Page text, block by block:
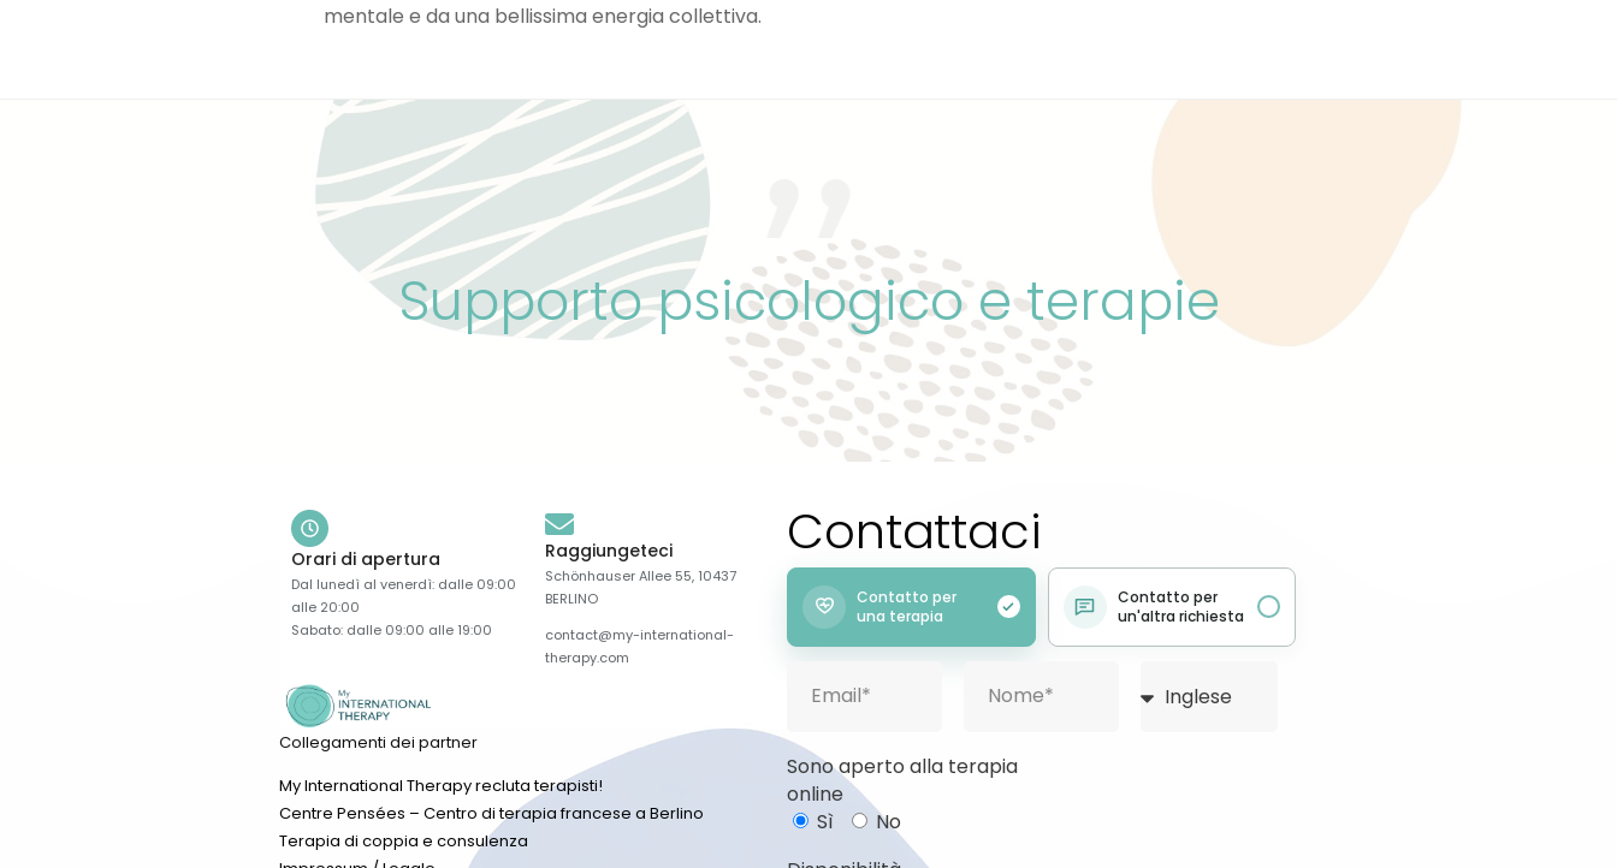
mentale e da una bellissima energia collettiva.
Supporto psicologico e terapie
Orari di apertura
Dal lunedì al venerdì: dalle 09:00
alle 20:00
Sabato: dalle 09:00 alle 19:00
Raggiungeteci
Schönhauser Allee 55, 10437
BERLINO
contact@my-international-
therapy.com
Collegamenti dei partner
My International Therapy recluta terapisti!
Centre Pensées – Centro di terapia francese a Berlino
Terapia di coppia e consulenza
Contattaci
Contatto per
una terapia
Contatto per
un'altra richiesta
Sono aperto alla terapia
online
Sì
No